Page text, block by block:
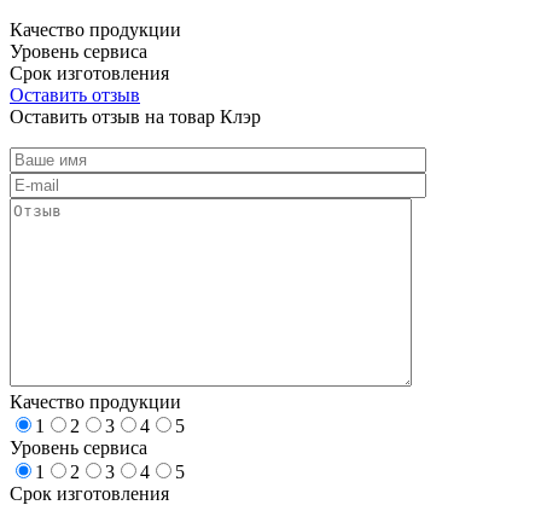
Качество продукции
Уровень сервиса
Срок изготовления
Оставить отзыв
Оставить отзыв на товар Клэр
Качество продукции
1
2 3 4
5
Уровень сервиса
1
2 3 4
5
Срок изготовления